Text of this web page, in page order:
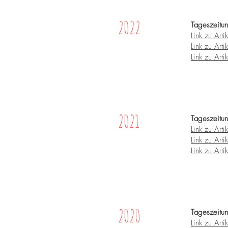
2022
Link zu
Link zu
Link zu
2021
Link zu
Link zu
Link zu
2020
Link zu